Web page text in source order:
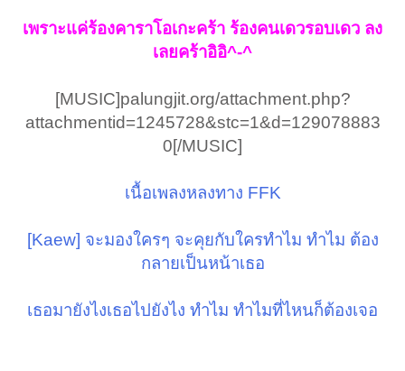
เพราะแค่ร้องคาราโอเกะคร้า ร้องคนเดวรอบเดว ลง
เลยคร้าอิอิ^-^
[MUSIC]palungjit.org/attachment.php?
attachmentid=1245728&stc=1&d=129078883
0[/MUSIC]​
เนื้อเพลงหลงทาง FFK
[Kaew] จะมองใครๆ จะคุยกับใครทำไม ทำไม ต้อง
กลายเป็นหน้าเธอ
เธอมายังไงเธอไปยังไง ทำไม ทำไมที่ไหนก็ต้องเจอ